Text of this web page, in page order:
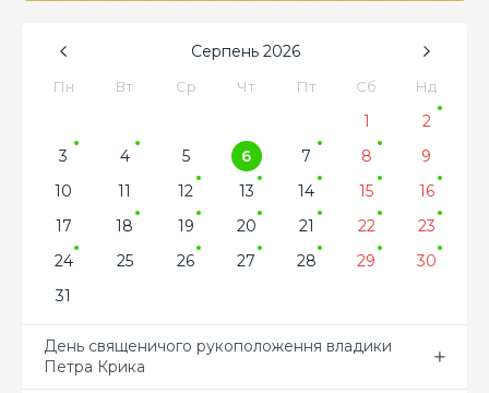
Серпень 2026
Пн Вт Ср Чт Пт Сб Нд
1
2
3
4 5 6 7 8
9
10
11 12 13 14 15
16
17
18 19 20 21 22
23
24
25 26 27 28 29
30
31
День священичого рукоположення владики
Петра Крика